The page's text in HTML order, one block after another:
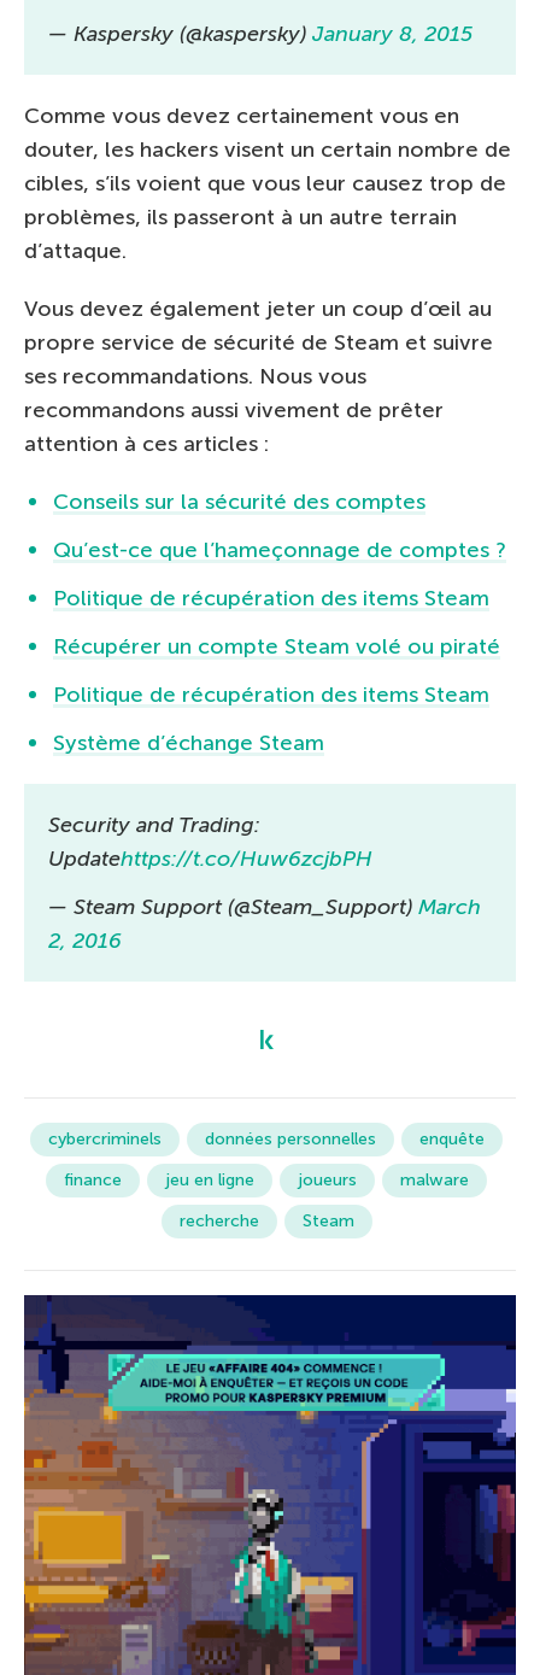
— Kaspersky (@kaspersky) January 8, 2015
Comme vous devez certainement vous en
douter, les hackers visent un certain nombre de
cibles, s’ils voient que vous leur causez trop de
problèmes, ils passeront à un autre terrain
d’attaque.
Vous devez également jeter un coup d’œil au
propre service de sécurité de Steam et suivre
ses recommandations. Nous vous
recommandons aussi vivement de prêter
attention à ces articles :
Conseils sur la sécurité des comptes
Qu’est-ce que l’hameçonnage de comptes ?
Politique de récupération des items Steam
Récupérer un compte Steam volé ou piraté
Politique de récupération des items Steam
Système d’échange Steam
Security and Trading:
Updatehttps://t.co/Huw6zcjbPH
— Steam Support (@Steam_Support) March
2, 2016
cybercriminels données personnelles
enquête
finance
jeu en ligne joueurs
malware
recherche
Steam